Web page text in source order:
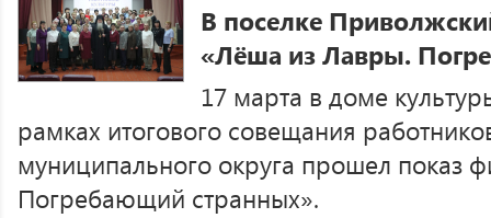
В поселке
«Лёша из Лавры.
17 марта в доме
рамках итогового совещания
муниципального округа прошел показ
Погребающий странных».